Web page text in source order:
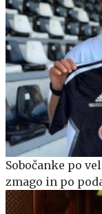
Sobočanke po
zmago in po